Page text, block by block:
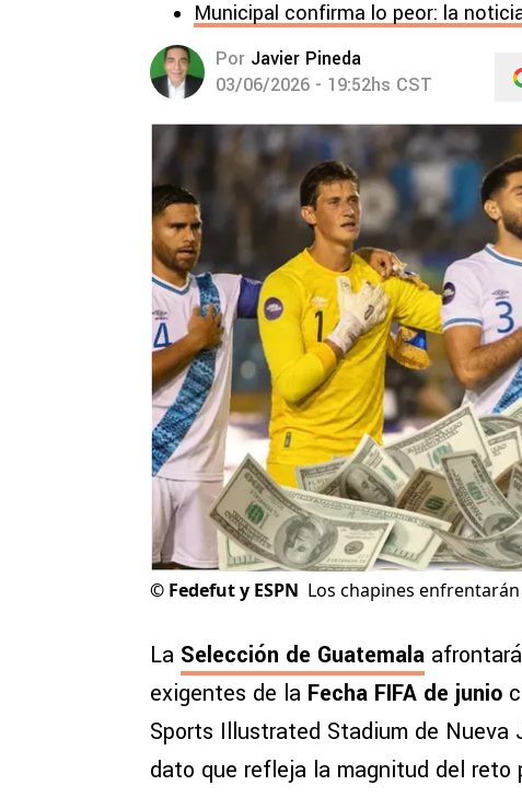
Municipal confirma lo peor: la
Por Javier Pineda
03/06/2026 - 19:52hs CST
© Fedefut y ESPN Los chapines
La Selección de Guatemala
exigentes de la Fecha FIFA de junio
Sports Illustrated Stadium de
dato que refleja la magnitud del reto